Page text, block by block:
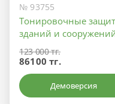
№ 93755
Тонировочные
зданий и
123 000 тг.
86100 тг.
Демоверсия